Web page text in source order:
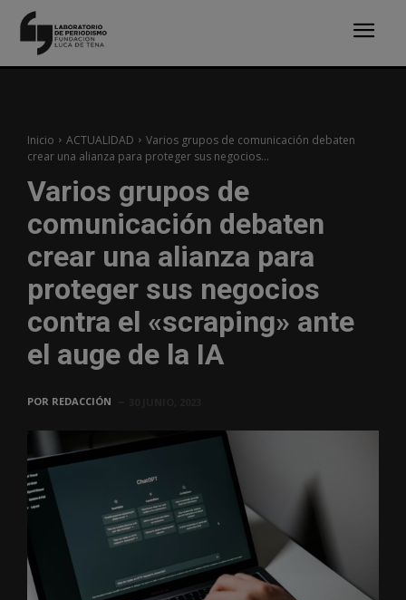
Inicio ACTUALIDAD
Varios grupos de comunicación debaten
crear una alianza para proteger sus negocios...
Varios grupos de
comunicación debaten
crear una alianza para
proteger sus negocios
contra el «scraping» ante
el auge de la IA
POR REDACCIÓN